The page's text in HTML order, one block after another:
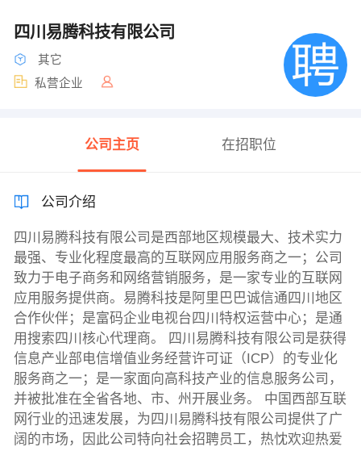
四川易腾科技有限公司
其它
私营企业
公司主页 在招职位
公司介绍
四川易腾科技有限公司是西部地区规模最大、技术实力
最强、专业化程度最高的互联网应用服务商之一；公司
致力于电子商务和网络营销服务，是一家专业的互联网
应用服务提供商。易腾科技是阿里巴巴诚信通四川地区
合作伙伴；是富码企业电视台四川特权运营中心；是通
用搜索四川核心代理商。 四川易腾科技有限公司是获得
信息产业部电信增值业务经营许可证（ICP）的专业化
服务商之一；是一家面向高科技产业的信息服务公司，
并被批准在全省各地、市、州开展业务。 中国西部互联
网行业的迅速发展，为四川易腾科技有限公司提供了广
阔的市场，因此公司特向社会招聘员工，热忱欢迎热爱